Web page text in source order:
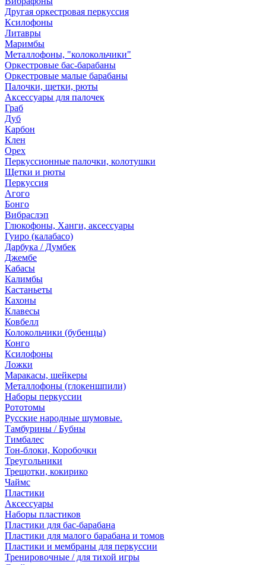
Другая оркестровая перкуссия
Ксилофоны
Литавры
Маримбы
Металлофоны, "колокольчики"
Оркестровые бас-барабаны
Оркестровые малые барабаны
Палочки, щетки, рюты
Аксессуары для палочек
Граб
Дуб
Карбон
Клен
Орех
Перкуссионные палочки, колотушки
Щетки и рюты
Перкуссия
Агого
Бонго
Вибраслэп
Глюкофоны, Ханги, аксессуары
Гуиро (калабасо)
Дарбука / Думбек
Джембе
Кабасы
Калимбы
Кастаньеты
Кахоны
Клавесы
Ковбелл
Колокольчики (бубенцы)
Конго
Ксилофоны
Ложки
Маракасы, шейкеры
Металлофоны (глокеншпили)
Наборы перкуссии
Рототомы
Русские народные шумовые.
Тамбурины / Бубны
Тимбалес
Тон-блоки, Коробочки
Треугольники
Трещотки, кокирико
Чаймс
Пластики
Аксессуары
Наборы пластиков
Пластики для бас-барабана
Пластики для малого барабана и томов
Пластики и мембраны для перкуссии
Тренировочные / для тихой игры